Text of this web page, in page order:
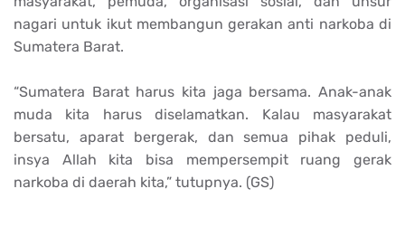
nagari untuk ikut membangun gerakan anti narkoba di
Sumatera Barat.
“Sumatera Barat harus kita jaga bersama. Anak-anak
muda kita harus diselamatkan. Kalau masyarakat
bersatu, aparat bergerak, dan semua pihak peduli,
insya Allah kita bisa mempersempit ruang gerak
narkoba di daerah kita,” tutupnya. (GS)